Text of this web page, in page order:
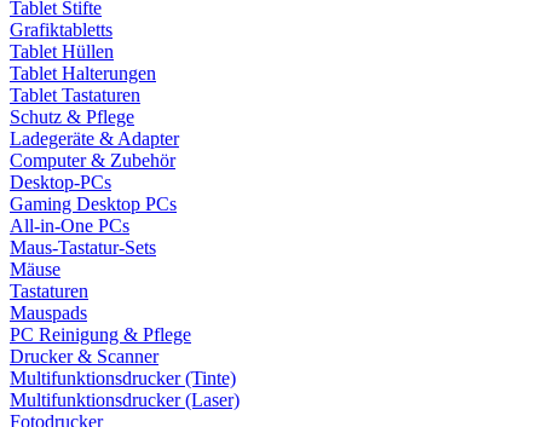
Tablet Stifte
Grafiktabletts
Tablet Hüllen
Tablet Halterungen
Tablet Tastaturen
Schutz & Pflege
Ladegeräte & Adapter
Computer & Zubehör
Desktop-PCs
Gaming Desktop PCs
All-in-One PCs
Maus-Tastatur-Sets
Mäuse
Tastaturen
Mauspads
PC Reinigung & Pflege
Drucker & Scanner
Multifunktionsdrucker (Tinte)
Multifunktionsdrucker (Laser)
Fotodrucker